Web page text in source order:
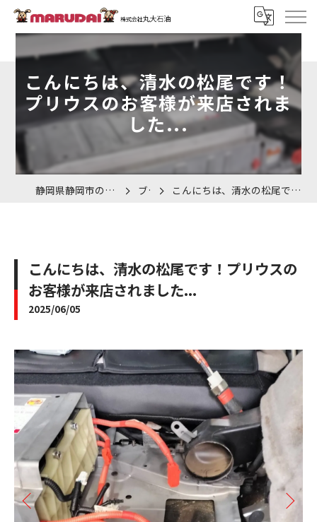
こんにちは、清水の松尾です！
プリウスのお客様が来店されま
した...
静岡県静岡市の車検なら株式会社丸大石油 ブログ こんにちは、清水の松尾です！プリウスのお客様が来店されました...
こんにちは、清水の松尾です！プリウスの
お客様が来店されました...
2025/06/05